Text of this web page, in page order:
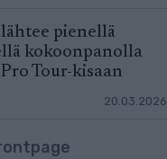
pienellä
kokoonpanolla
Tour-kisaan
20.03.2026